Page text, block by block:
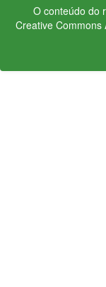
O conteúdo do
Creative Commons